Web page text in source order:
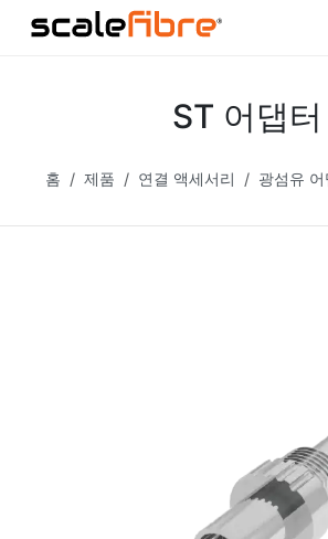
ST 어댑터
홈 제품 연결 액세서리 광섬유 어